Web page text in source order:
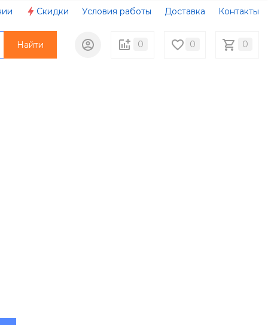
Скидки Условия работы Доставка Контакты
0 0 0
Найти